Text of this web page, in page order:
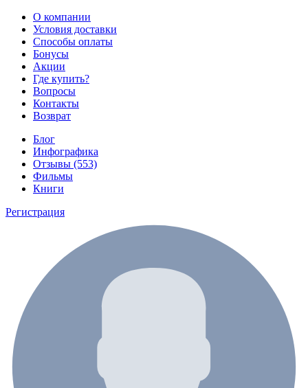
О компании
Условия доставки
Способы оплаты
Бонусы
Акции
Где купить?
Вопросы
Контакты
Возврат
Блог
Инфографика
Отзывы (553)
Фильмы
Книги
Регистрация